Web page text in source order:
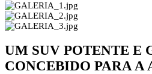
UM SUV POTENTE E
CONCEBIDO PARA